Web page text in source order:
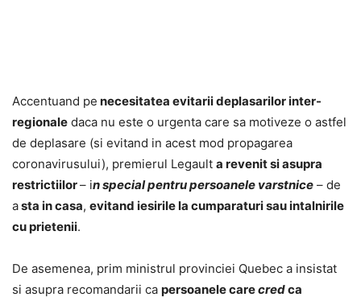
Accentuand pe necesitatea evitarii deplasarilor inter-
regionale daca nu este o urgenta care sa motiveze o astfel
de deplasare (si evitand in acest mod propagarea
coronavirusului), premierul Legault a revenit si asupra
restrictiilor– in special pentru persoanele varstnice – de
asta in casa, evitand iesirile la cumparaturi sau intalnirile
cu prietenii.
De asemenea, prim ministrul provinciei Quebec a insistat
si asupra recomandarii ca persoanele carecredca